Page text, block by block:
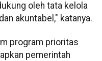
oleh tata kelola
akuntabel," katanya.
program prioritas
pemerintah